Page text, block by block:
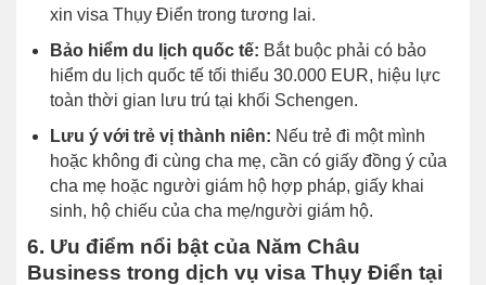
xin visa Thụy Điển trong tương lai.
Bảo hiểm du lịch quốc tế: Bắt buộc phải có bảo
hiểm du lịch quốc tế tối thiểu 30.000 EUR, hiệu lực
toàn thời gian lưu trú tại khối Schengen.
Lưu ý với trẻ vị thành niên: Nếu trẻ đi một mình
hoặc không đi cùng cha mẹ, cần có giấy đồng ý của
cha mẹ hoặc người giám hộ hợp pháp, giấy khai
sinh, hộ chiếu của cha mẹ/người giám hộ.
6. Ưu điểm nổi bật của Năm Châu
Business trong dịch vụ visa Thụy Điển tại